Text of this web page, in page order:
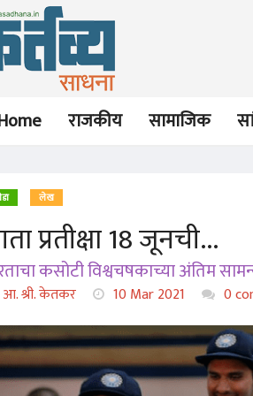
राजकीय सामाजिक
लेख
प्रतीक्षा 18 जूनची...
कसोटी विश्वचषकाच्या अंतिम
आ. श्री. केतकर 10 Mar 2021 0
लेख
पोटातील आगडोंब भुकेचा
शमेना...
24 Oct 2024
परिचय
कृत्रिम बुद्धिमत्तेच्या प्रगतीचा